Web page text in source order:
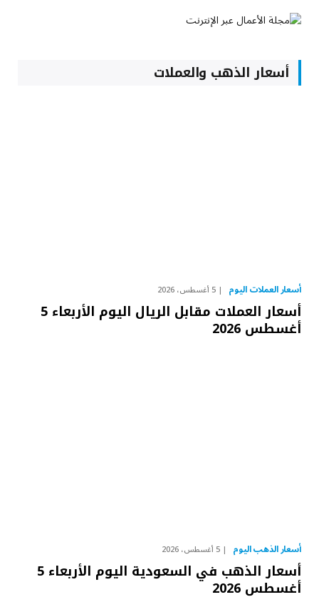
أسعار الذهب والعملات
أسعار العملات اليوم 5 أغسطس، 2026
أسعار العملات مقابل الريال اليوم الأربعاء 5
أغسطس 2026
أسعار الذهب اليوم 5 أغسطس، 2026
أسعار الذهب في السعودية اليوم الأربعاء 5
أغسطس 2026